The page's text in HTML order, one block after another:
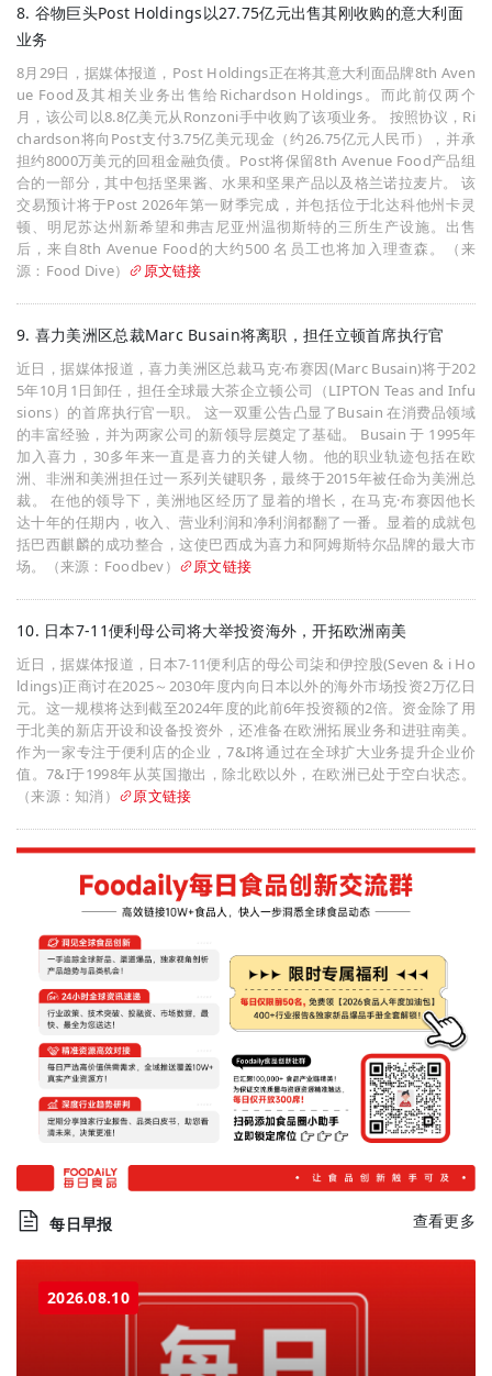
8. 谷物巨头Post Holdings以27.75亿元出售其刚收购的意大利面
业务
8月29日，据媒体报道，Post Holdings正在将其意大利面品牌8th Aven
ue Food及其相关业务出售给Richardson Holdings。而此前仅两个
月，该公司以8.8亿美元从Ronzoni手中收购了该项业务。 按照协议，Ri
chardson将向Post支付3.75亿美元现金（约26.75亿元人民币），并承
担约8000万美元的回租金融负债。Post将保留8th Avenue Food产品组
合的一部分，其中包括坚果酱、水果和坚果产品以及格兰诺拉麦片。 该
交易预计将于Post 2026年第一财季完成，并包括位于北达科他州卡灵
顿、明尼苏达州新希望和弗吉尼亚州温彻斯特的三所生产设施。出售
后，来自8th Avenue Food的大约500 名员工也将加入理查森。（来
源：Food Dive）
原文链接
9. 喜力美洲区总裁Marc Busain将离职，担任立顿首席执行官
近日，据媒体报道，喜力美洲区总裁马克·布赛因(Marc Busain)将于202
5年10月1日卸任，担任全球最大茶企立顿公司（LIPTON Teas and Infu
sions）的首席执行官一职。 这一双重公告凸显了Busain 在消费品领域
的丰富经验，并为两家公司的新领导层奠定了基础。 Busain 于 1995年
加入喜力，30多年来一直是喜力的关键人物。他的职业轨迹包括在欧
洲、非洲和美洲担任过一系列关键职务，最终于2015年被任命为美洲总
裁。 在他的领导下，美洲地区经历了显着的增长，在马克·布赛因他长
达十年的任期内，收入、营业利润和净利润都翻了一番。显着的成就包
括巴西麒麟的成功整合，这使巴西成为喜力和阿姆斯特尔品牌的最大市
场。（来源：Foodbev）
原文链接
10. 日本7-11便利母公司将大举投资海外，开拓欧洲南美
近日，据媒体报道，日本7-11便利店的母公司柒和伊控股(Seven & i Ho
ldings)正商讨在2025～2030年度内向日本以外的海外市场投资2万亿日
元。这一规模将达到截至2024年度的此前6年投资额的2倍。资金除了用
于北美的新店开设和设备投资外，还准备在欧洲拓展业务和进驻南美。
作为一家专注于便利店的企业，7&I将通过在全球扩大业务提升企业价
值。7&I于1998年从英国撤出，除北欧以外，在欧洲已处于空白状态。
（来源：知消）
原文链接
每日早报 查看更多
2026.08.10